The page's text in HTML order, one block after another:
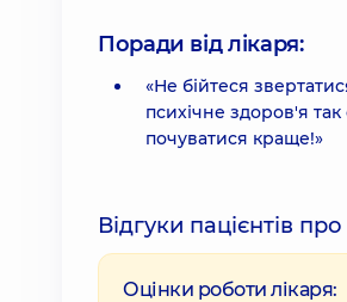
Поради від лікаря:
«Не бійтеся
психічне здоров'я
почуватися краще!»
Відгуки пацієнтів
Оцінки роботи лікаря: